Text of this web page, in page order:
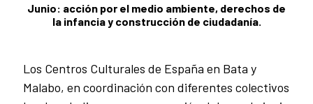
Junio: acción por el medio ambiente, derechos de
la infancia y construcción de ciudadanía.
Los Centros Culturales de España en Bata y
Malabo, en coordinación con diferentes colectivos